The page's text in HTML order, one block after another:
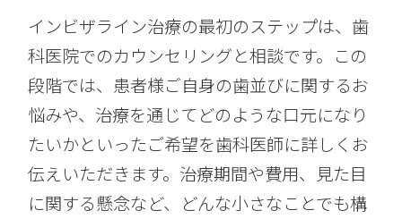
インビザライン治療の最初のステップは、歯
科医院でのカウンセリングと相談です。この
段階では、患者様ご自身の歯並びに関するお
悩みや、治療を通じてどのような口元になり
たいかといったご希望を歯科医師に詳しくお
伝えいただきます。治療期間や費用、見た目
に関する懸念など、どんな小さなことでも構